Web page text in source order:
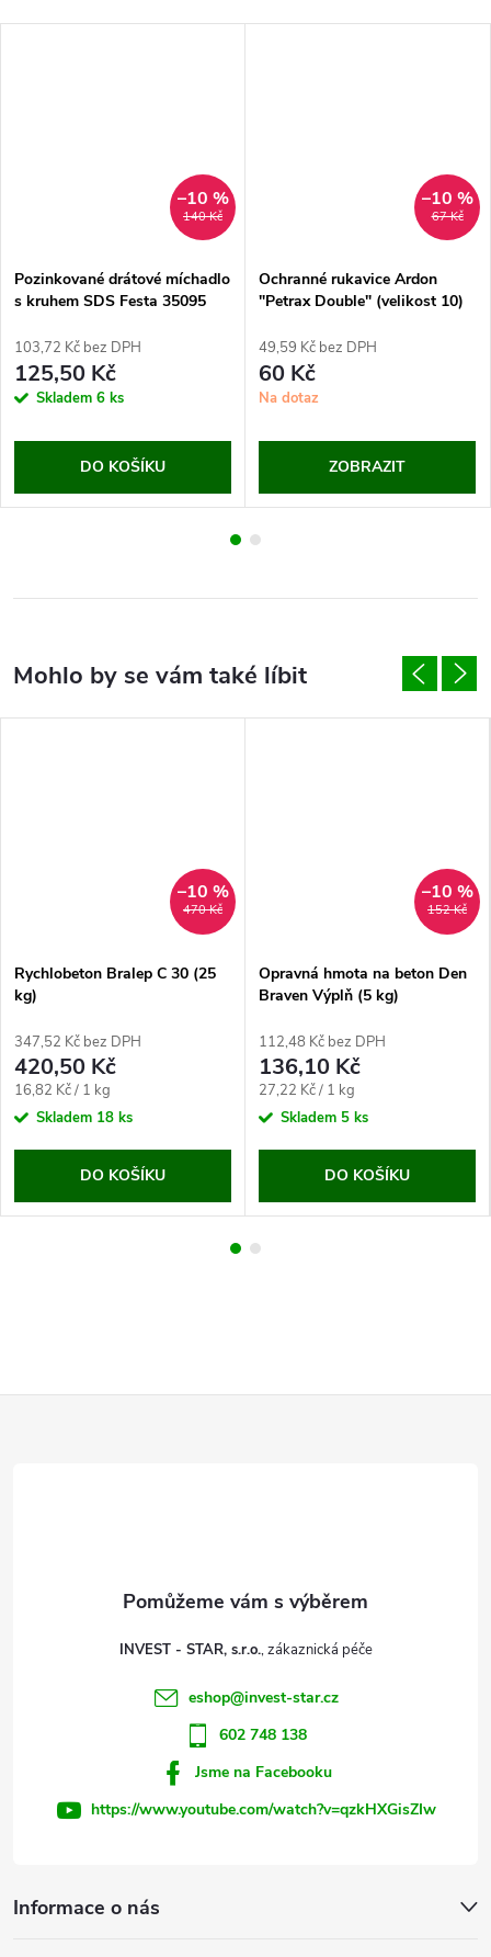
140 Kč
–10 %
Pozinkované drátové míchadlo
s kruhem SDS Festa 35095
103,72 Kč bez DPH
125,50 Kč
Skladem 6 ks
DO KOŠÍKU
67 Kč
–10 %
Ochranné rukavice Ardon
"Petrax Double" (velikost 10)
49,59 Kč bez DPH
60 Kč
Na dotaz
ZOBRAZIT
470 Kč
–10 %
Rychlobeton Bralep C 30 (25
kg)
347,52 Kč bez DPH
420,50 Kč
Měrná
cena:
16,82 Kč / 1 kg
Skladem 18 ks
DO KOŠÍKU
152 Kč
–10 %
Opravná hmota na beton Den
Braven Výplň (5 kg)
112,48 Kč bez DPH
136,10 Kč
Měrná
cena:
27,22 Kč / 1 kg
Skladem 5 ks
DO KOŠÍKU
Informace o nás
INVEST - STAR, s.r.o.
eshop@invest-star.cz
602 748 138
Jsme na Facebooku
https://www.youtube.com/watch?v=qzkHXGisZIw